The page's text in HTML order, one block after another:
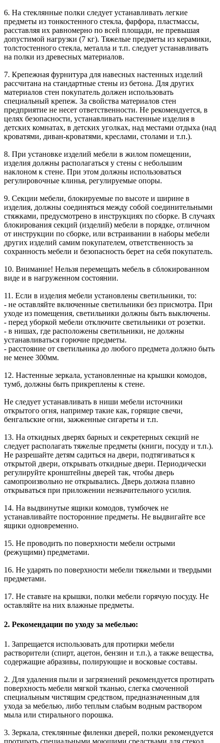
6. На стеклянные полки следует устанавливать легкие
предметы из тонкостенного стекла, фарфора, пластмассы,
расставляя их равномерно по всей площади, не превышая
допустимой нагрузки (7 кг). Тяжелые предметы из керамики,
толстостенного стекла, металла и т.п. следует устанавливать
на полки из древесных материалов.
7. Крепежная фурнитура для навесных настенных изделий
рассчитана на стандартные стены из бетона. Для других
материалов стен покупатель должен использовать
специальный крепеж. За свойства материалов стен
предприятие не несет ответственности. Не рекомендуется, в
целях безопасности, устанавливать настенные изделия в
детских комнатах, в детских уголках, над местами отдыха (над
кроватями, диван-кроватями, креслами, столами и т.п.).
8. При установке изделий мебели в жилом помещении,
изделия должны располагаться у стены с небольшим
наклоном к стене. При этом должны использоваться
регулировочные клинья, регулируемые опоры.
9. Секции мебели, блокируемые по высоте и ширине в
изделия, должны соединяться между собой соединительными
стяжками, предусмотрено в инструкциях по сборке. В случаях
блокирования секций (изделий) мебели в порядке, отличном
от инструкции по сборке, или встраивании в наборы мебели
других изделий самим покупателем, ответственность за
сохранность мебели и безопасность берет на себя покупатель.
10. Внимание! Нельзя перемещать мебель в сблокированном
виде и в нагруженном состоянии.
11. Если в изделия мебели установлены светильники, то:
- не оставляйте включенные светильники без присмотра. При
уходе из помещения, светильники должны быть выключены.
- перед уборкой мебели отключите светильники от розетки.
- в нишах, где расположены светильники, не должны
устанавливаться горючие предметы.
- расстояние от светильника до любого предмета должно быть
не менее 300мм.
12. Настенные зеркала, установленные на крышки комодов,
тумб, должны быть прикреплены к стене.
Не следует устанавливать в ниши мебели источники
открытого огня, например такие как, горящие свечи,
бенгальские огни, зажженные сигареты и т.п.
13. На откидных дверях барных и секретерных секций не
следует располагать тяжелые предметы (книги, посуду и т.п.).
Не разрешайте детям садиться на двери, подтягиваться к
открытой двери, открывать откидные двери. Периодически
регулируйте кронштейны дверей так, чтобы дверь
самопроизвольно не открывались. Дверь должна плавно
открываться при приложении незначительного усилия.
14. На выдвинутые ящики комодов, тумбочек не
устанавливайте посторонние предметы. Не выдвигайте все
ящики одновременно.
15. Не проводить по поверхности мебели острыми
(режущими) предметами.
16. Не ударять по поверхности мебели тяжелыми и твердыми
предметами.
17. Не ставьте на крышки, полки мебели горячую посуду. Не
оставляйте на них влажные предметы.
2. Рекомендации по уходу за мебелью:
1. Запрещается использовать для протирки мебели
растворители (спирт, ацетон, бензин и т.п.), а также вещества,
содержащие абразивы, полирующие и восковые составы.
2. Для удаления пыли и загрязнений рекомендуется протирать
поверхность мебели мягкой тканью, слегка смоченной
специальным чистящим средством, предназначенным для
ухода за мебелью, либо теплым слабым водным раствором
мыла или стирального порошка.
3. Зеркала, стеклянные филенки дверей, полки рекомендуется
протирать специальными моющими средствами для стекол,